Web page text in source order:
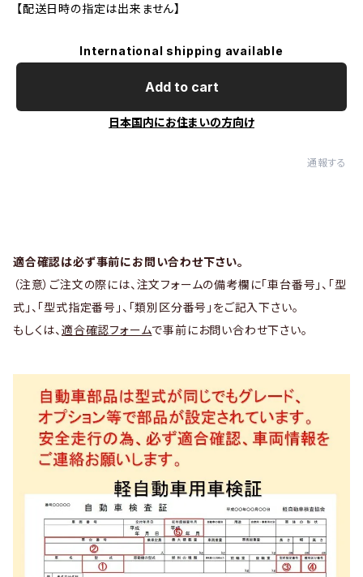
【配送日時の指定は出来ません】
International shipping available
Add to cart
日本国内にお住まいの方向け
通報する
適合確認は必ず事前にお問い合わせ下さい。
（注意）ご注文の際には、注文フォームの備考欄に「車台番号」、「型
式」、「型式指定番号」、「類別区分番号」をご記入下さい。
もしくは、 適合確認フォームで事前にお問い合わせ下さい。